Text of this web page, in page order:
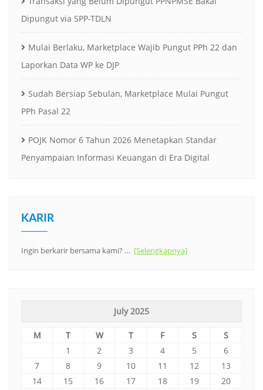
Dipungut via SPP-TDLN
Mulai Berlaku, Marketplace Wajib Pungut PPh 22 dan
Laporkan Data WP ke DJP
Sudah Bersiap Sebulan, Marketplace Mulai Pungut
PPh Pasal 22
POJK Nomor 6 Tahun 2026 Menetapkan Standar
Penyampaian Informasi Keuangan di Era Digital
KARIR
Ingin berkarir bersama kami? … [Selengkapnya]
July 2025
M T W T F S
S
1
2 3 4 5
6
7
8 9 10 11 12
13
14
15 16 17 18 19
20